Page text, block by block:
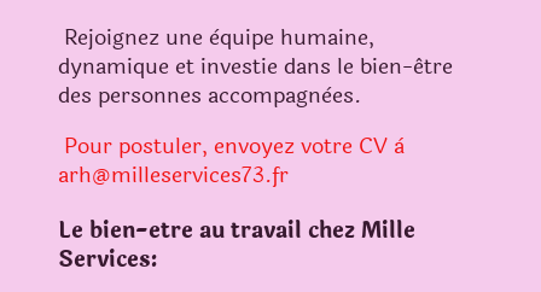
Rejoignez une èquipe humaine,
dynamique et investie dans le bien-être
des personnes accompagnèes.
Pour postuler, envoyez votre CV à
arh@milleservices73.fr
Le bien-etre au travail chez Mille
Services: